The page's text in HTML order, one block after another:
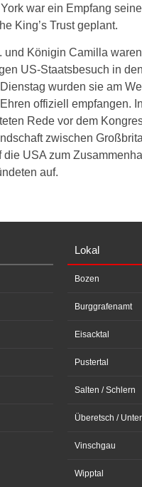
war ein Empfang
King’s Trust geplant.
und Königin Camilla
US-Staatsbesuch in
wurden sie am
offiziell empfangen.
Rede vor dem
zwischen
die USA zum
auf.
Lokal
Bozen
Burggrafenamt
Eisacktal
Pustertal
Salten / Schlern
Überetsch /
Vinschgau
Wipptal